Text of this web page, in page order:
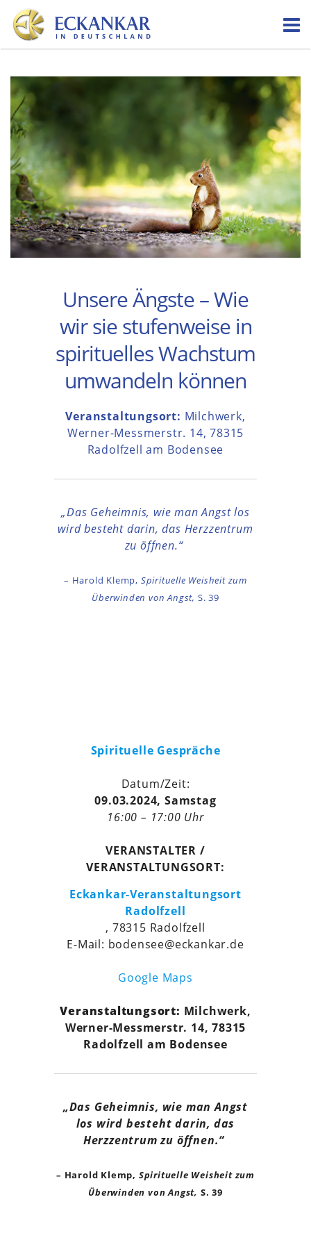
Skip
content
Unsere Ängste – Wie
wir sie stufenweise in
spirituelles Wachstum
umwandeln können
Veranstaltungsort: Milchwerk,
Werner-Messmerstr. 14, 78315
Radolfzell am Bodensee
„Das Geheimnis, wie man Angst los
wird besteht darin, das Herzzentrum
zu öffnen.“
– Harold Klemp, Spirituelle Weisheit zum
Überwinden von Angst, S. 39
Spirituelle Gespräche
Datum/Zeit:
09.03.2024, Samstag
16:00 – 17:00 Uhr
VERANSTALTER /
VERANSTALTUNGSORT:
Eckankar-Veranstaltungsort
Radolfzell
, 78315 Radolfzell
E-Mail: bodensee@eckankar.de
Google Maps
Veranstaltungsort: Milchwerk,
Werner-Messmerstr. 14, 78315
Radolfzell am Bodensee
„Das Geheimnis, wie man Angst
los wird besteht darin, das
Herzzentrum zu öffnen.“
– Harold Klemp, Spirituelle Weisheit zum
Überwinden von Angst, S. 39